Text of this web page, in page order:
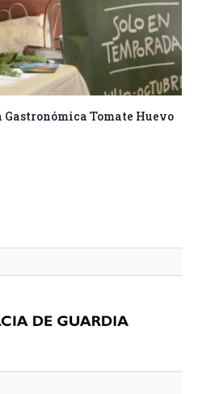
Tomate Huevo